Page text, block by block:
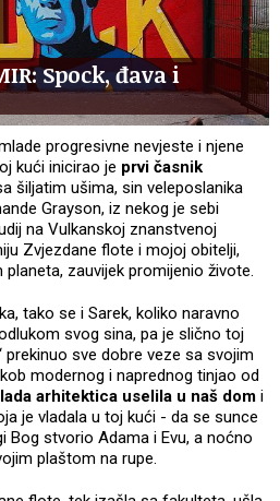
Spock, đava i
progresivne nevjeste i njene
kući inicirao je prvi časnik
šiljatim ušima, sin veleposlanika
Grayson, iz nekog je sebi
na Vulkanskoj znanstvenoj
Zvjezdane flote i mojoj obitelji,
zauvijek promijenio živote.
tako se i Sarek, koliko naravno
svog sina, pa je slično toj
prekinuo sve dobre veze sa svojim
modernog i naprednog tinjao od
arhitektica uselila u naš dom i
je vladala u toj kući - da se sunce
Bog stvorio Adama i Evu, a noćno
plaštom na rupe.